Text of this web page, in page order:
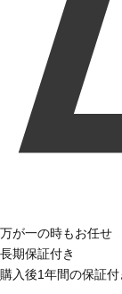
万が一の時もお任せ
長期保証付き
購入後1年間の保証